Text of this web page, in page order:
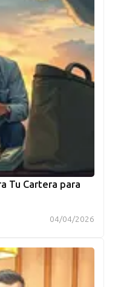
Tu Cartera para
04/04/2026